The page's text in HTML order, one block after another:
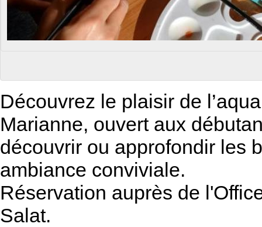
Découvrez le plaisir de
Marianne, ouvert aux
découvrir ou approfondir les
ambiance conviviale.
Réservation auprès de
Salat.